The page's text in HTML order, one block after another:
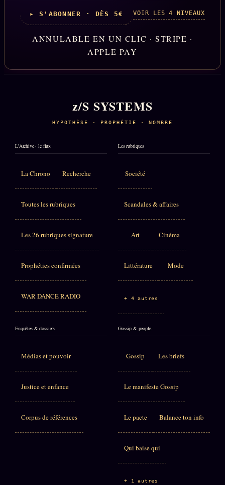
▸ S'ABONNER · DÈS 5€ VOIR LES 4 NIVEAUX
ANNULABLE EN UN CLIC · STRIPE ·
APPLE PAY
z/S SYSTEMS
HYPOTHÈSE · PROPHÉTIE · NOMBRE
L'Archive · le flux
La Chrono Recherche
Toutes les rubriques
Les 26 rubriques signature
Prophéties confirmées
WAR DANCE RADIO
Les rubriques
Société
Scandales & affaires
Art Cinéma
Littérature Mode
+ 4 autres
Enquêtes & dossiers
Médias et pouvoir
Justice et enfance
Corpus de références
Gossip & people
Gossip Les briefs
Le manifeste Gossip
Le pacte Balance ton info
Qui baise qui
+ 1 autres